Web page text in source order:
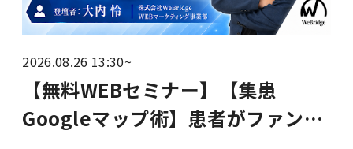
2026.08.26 13:30~
【無料WEBセミナー】【集患
Googleマップ術】患者がファン